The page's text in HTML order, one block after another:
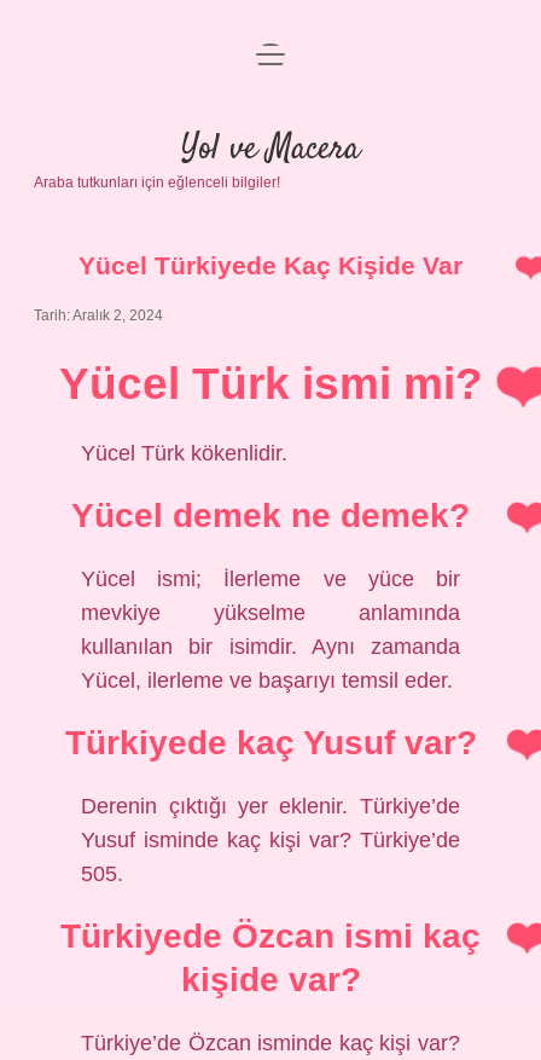
Anasayfa
Gizlilik Politikası
Yasal Uyarı
menüyü
Yol ve Macera
Araba tutkunları için eğlenceli bilgiler!
Yücel Türkiyede Kaç Kişide Var
Tarih: Aralık 2, 2024
Yücel Türk ismi mi?
Yücel Türk kökenlidir.
Yücel demek ne demek?
Yücel ismi; İlerleme ve yüce bir
mevkiye yükselme anlamında
kullanılan bir isimdir. Aynı zamanda
Yücel, ilerleme ve başarıyı temsil eder.
Türkiyede kaç Yusuf var?
Derenin çıktığı yer eklenir. Türkiye’de
Yusuf isminde kaç kişi var? Türkiye’de
505.
Türkiyede Özcan ismi kaç
kişide var?
Türkiye’de Özcan isminde kaç kişi var?